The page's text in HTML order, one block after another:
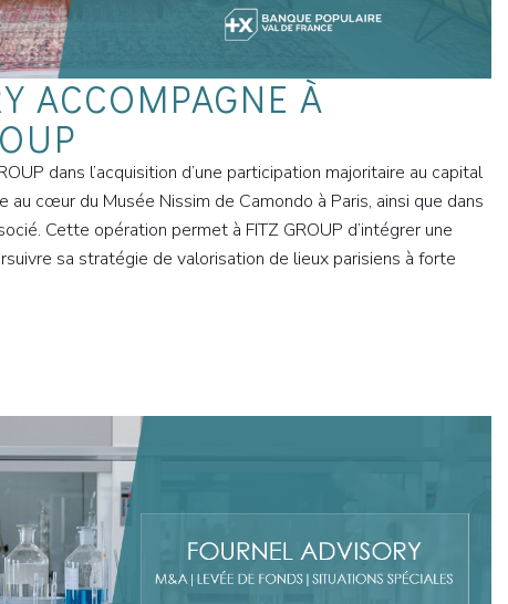
ACCOMPAGNE À
dans l’acquisition d’une participation majoritaire au capital
cœur du Musée Nissim de Camondo à Paris, ainsi que dans
Cette opération permet à FITZ GROUP d’intégrer une
sa stratégie de valorisation de lieux parisiens à forte